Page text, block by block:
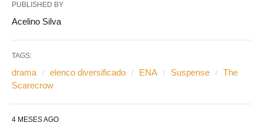
PUBLISHED BY
Acelino Silva
TAGS:
drama elenco diversificado ENA Suspense
The
Scarecrow
4 MESES AGO